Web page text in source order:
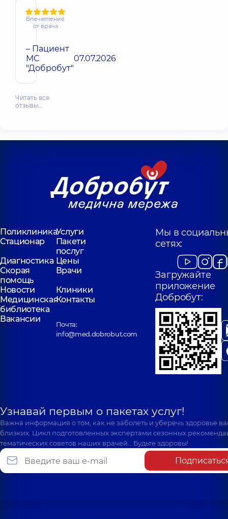
Впечатление
от врача
– Пациент
МС
"Добробут"
07.07.2026
Читать все
отзывы…
ПоликлиникаУслуги
Стационар
Пакети
послуг
Диагностика Цены
Скорая
помощь
Врачи
Новости
Клиники
Медицинская
библиотека
Контакты
Вакансии
Почта:
info@med.dobrobut.com
Мы в
сетях:
Загружайте
приложение
Добробут:
Узнавай первым о пакетах услуг!
Важна информация о том, как не заболеть и уберечь здоровье
близких. Цикл подготовленных экспертами сезонных
тематических советов наших врачей… Будьте здоровы!